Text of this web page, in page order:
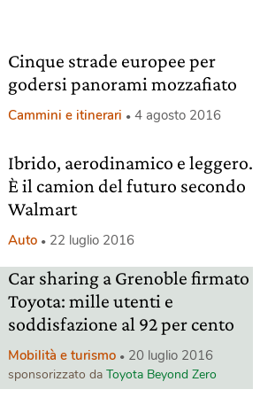
Cinque strade europee per
godersi panorami mozzafiato
Cammini e itinerari 4 agosto 2016
Ibrido, aerodinamico e leggero.
È il camion del futuro secondo
Walmart
Auto 22 luglio 2016
Car sharing a Grenoble firmato
Toyota: mille utenti e
soddisfazione al 92 per cento
Mobilità e turismo 20 luglio 2016
sponsorizzato da Toyota Beyond Zero